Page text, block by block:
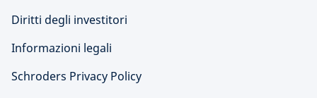
Diritti degli investitori
Informazioni legali
Schroders Privacy Policy